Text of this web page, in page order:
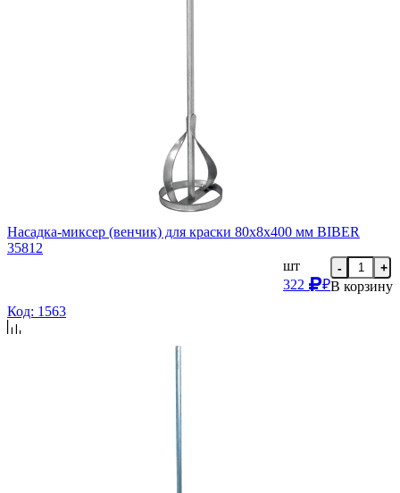
Насадка-миксер (венчик) для краски 80х8х400 мм BIBER
35812
шт
322
₽
- +
В корзину
Код: 1563